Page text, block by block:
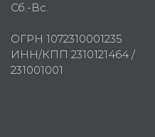
Сб.-Вс.
ОГРН 1072310001235
ИНН/КПП 2310121464 /
231001001